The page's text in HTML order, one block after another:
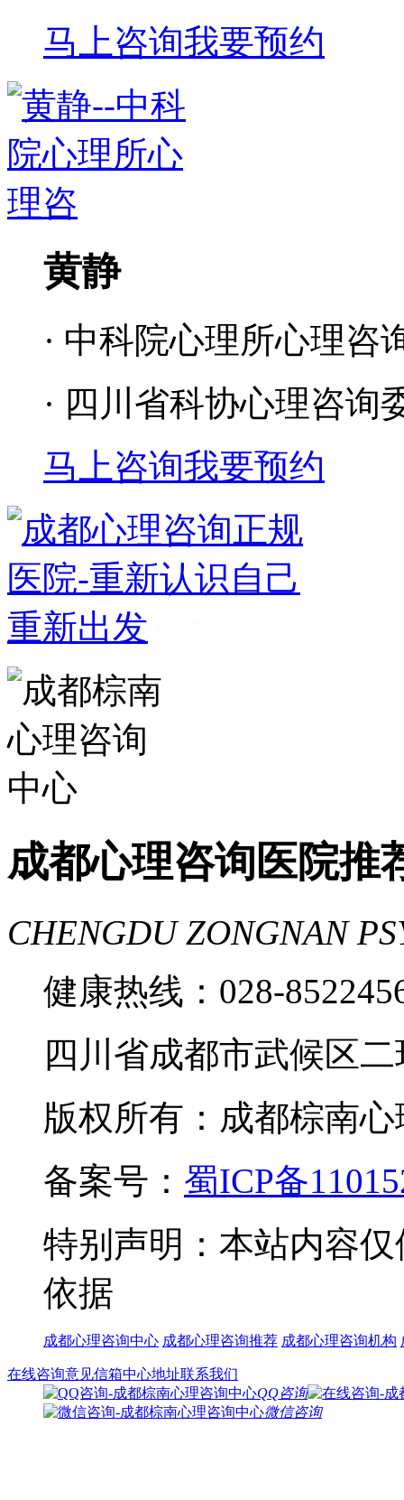
马上咨询我要预约
黄静
· 中科院心理所心理咨
· 四川省科协心理咨询
马上咨询我要预约
成都看心理疾病
家好 成都心理咨询推荐
费 成都心理医院哪里好
成都心理咨询医院推
CHENGDU ZONGNAN
健康热线：028-
四川省成都市武候区
版权所有：成都棕南
备案号： 蜀ICP备
特别声明：本站内容
依据
成都心理咨询中心 成都心理咨询推荐 成都心理咨询机构
在线咨询意见信箱中心地址联系我们
QQ咨询
微信咨询